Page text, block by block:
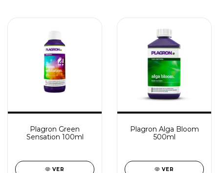
Plagron Green
Sensation 100ml
VER
Plagron Alga Bloom
500ml
VER